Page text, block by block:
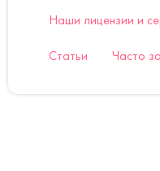
Наши лицензии и
Статьи Часто